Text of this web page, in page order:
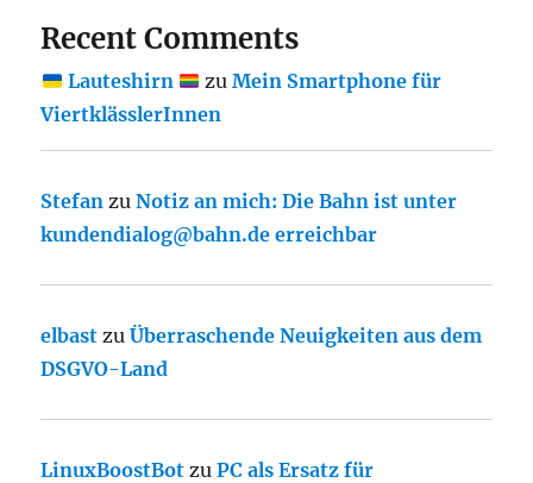
Recent Comments
Lauteshirn zu Mein Smartphone für
ViertklässlerInnen
Stefan zuNotiz an mich: Die Bahn ist unter
kundendialog@bahn.de erreichbar
elbast zuÜberraschende Neuigkeiten aus dem
DSGVO-Land
LinuxBoostBot zuPC als Ersatz für